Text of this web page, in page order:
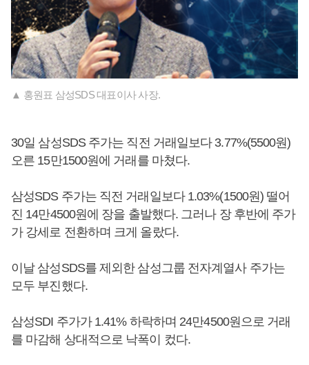
▲ 홍원표 삼성SDS 대표이사 사장.
30일 삼성SDS 주가는 직전 거래일보다 3.77%(5500원)
오른 15만1500원에 거래를 마쳤다.
삼성SDS 주가는 직전 거래일보다 1.03%(1500원) 떨어
진 14만4500원에 장을 출발했다. 그러나 장 후반에 주가
가 강세로 전환하며 크게 올랐다.
이날 삼성SDS를 제외한 삼성그룹 전자계열사 주가는
모두 부진했다.
삼성SDI 주가가 1.41% 하락하며 24만4500원으로 거래
를 마감해 상대적으로 낙폭이 컸다.